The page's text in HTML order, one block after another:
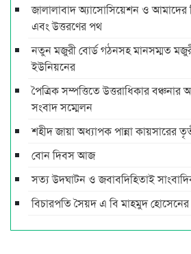
জালালাবাদ অ্যাসোসিয়েশন ও আমাদের
এবং উত্তরণের পথ
নতুন মজুরী বোর্ড গঠনসহ মানসম্মত মজুরী
ইউনিয়নের
পৈত্রিক সম্পত্তিতে উত্তরাধিকার
সংবাদ সম্মেলন
শহীদ জায়া অধ্যাপক পান্না কায়সারের
বোন দিবস আজ
সত্য উদ্ঘাটন ও জবাবদিহিতাই
বিচারপতি সৈয়দ এ বি মাহমুদ